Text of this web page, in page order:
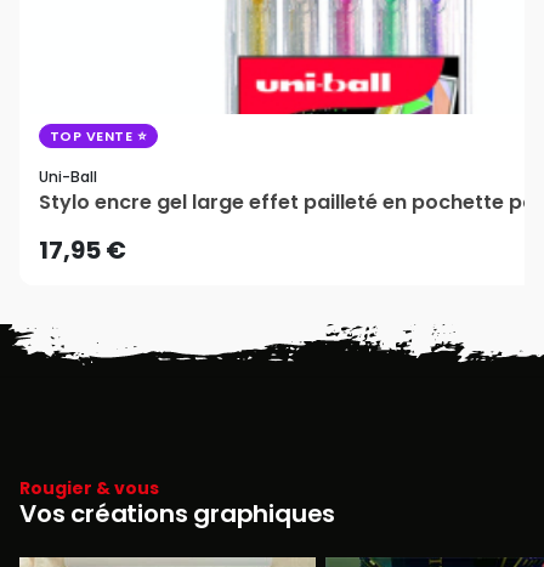
TOP VENTE
Uni-Ball
Stylo encre gel large effet pailleté en pochette
17,95 €
Rougier & vous
Vos créations graphiques